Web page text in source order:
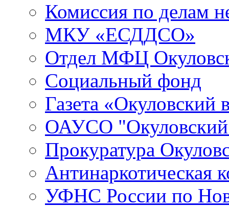
Комиссия по делам
МКУ «ЕСДДСО»
Отдел МФЦ
Социальный фонд
Газета «Окуловский
ОАУСО
Прокуратура
Антинаркотическая
УФНС России по